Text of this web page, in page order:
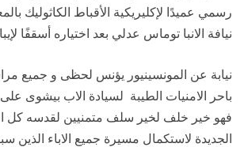
رسمي عميدًا لإكليريكية الأقباط الكاثوليك
نيافة الانبا توماس عدلي بعد اختياره أسقفًا
نيابة عن المونسينيور يؤنس لحظى و جميع
باحر الامنيات الطيبة لسيادة الاب بيشوى
فهو خير خلف لخير سلف متمنيين لقدسه كل
الجديدة لاستكمال مسيرة جميع الاباء الذين